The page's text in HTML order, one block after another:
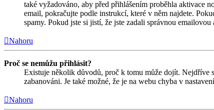
také vyžadováno, aby před přihlášením proběhla aktivace
email, pokračujte podle instrukcí, které v něm najdete.
spamy. Pokud jste si jistí, že jste zadali správnou
Nahoru
Proč se nemůžu přihlásit?
Existuje několik důvodů, proč k tomu může dojít. Nejdříve
zabanováni. Je také možné, že je na webu chyba v
Nahoru